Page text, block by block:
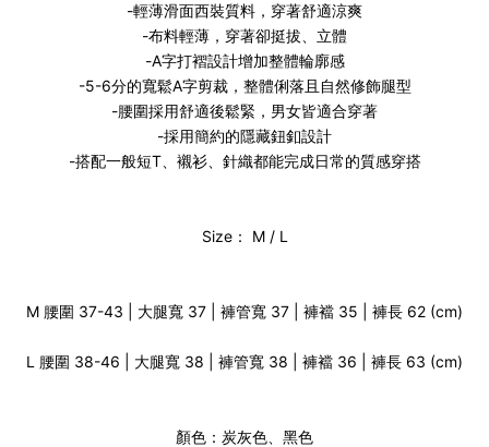
-輕薄滑面西裝質料，穿著舒適涼爽
-布料輕薄，穿著卻挺拔、立體
-A字打褶設計增加整體輪廓感
-5-6分的寬鬆A字剪裁，整體俐落且自然修飾腿型
-腰圍採用舒適後鬆緊，男女皆適合穿著
-採用簡約的隱藏鈕釦設計
-搭配一般短T、襯衫、針織都能完成日常的質感穿搭
Size： M / L
M 腰圍 37-43 | 大腿寬 37 | 褲管寬 37 | 褲襠 35 | 褲長 62 (cm)
L 腰圍 38-46 | 大腿寬 38 | 褲管寬 38 | 褲襠 36 | 褲長 63 (cm)
顏色：炭灰色、黑色